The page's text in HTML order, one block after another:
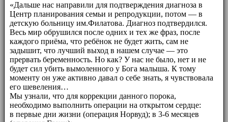
«Дальше нас направили для подтверждения диагноза в
Центр планирования семьи и репродукции, потом — в
детскую больницу им.Филатова. Диагноз подтвердился.
Весь мир обрушился после одних и тех же фраз, после
каждого приёма, что ребёнок не будет жить, сам не
задышит, что лучший выход в нашем случае — это
прервать беременность. Но как? У нас не было, нет и не
будет сил убить вымоленного у Бога малыша. К тому
моменту он уже активно давал о себе знать, я чувствовала
его шевеления…
Мы узнали, что для коррекции данного порока,
необходимо выполнить операции на открытом сердце:
в первые дни жизни (операция Норвуд); в 3-6 месяцев